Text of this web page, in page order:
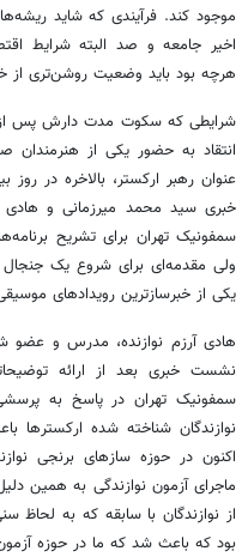
موجود کند. فرآیندیکه شاید
اخیر جامعه و صد البته شرایط
هرچه بود باید وضعیت روشن‌تری از
شرایطی که سکوت مدت دارش پس از
انتقاد به حضور یکی از
عنوان رهبر ارکستر، بالاخره در
خبری سید محمد میرزمانیو
سمفونیک تهران برای تشریح
ولی مقدمه‌ای برای شروع یک
یکی از خبرسازترین رویدادهای موسیقی سال
هادیآرزم نوازنده، مدرس و عضو
نشست خبری بعد از ارائه
سمفونیک تهران در پاسخ به
نوازندگان شناخته شده ارکسترها
اکنون در حوزه سازهای برنجی
ماجرای آزمون نوازندگی به همین
از نوازندگان با سابقه که به
بود که باعث شد که ما در حوزه